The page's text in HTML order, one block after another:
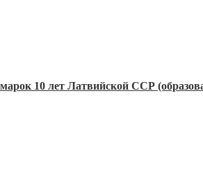
марок 10 лет Латвийской ССР